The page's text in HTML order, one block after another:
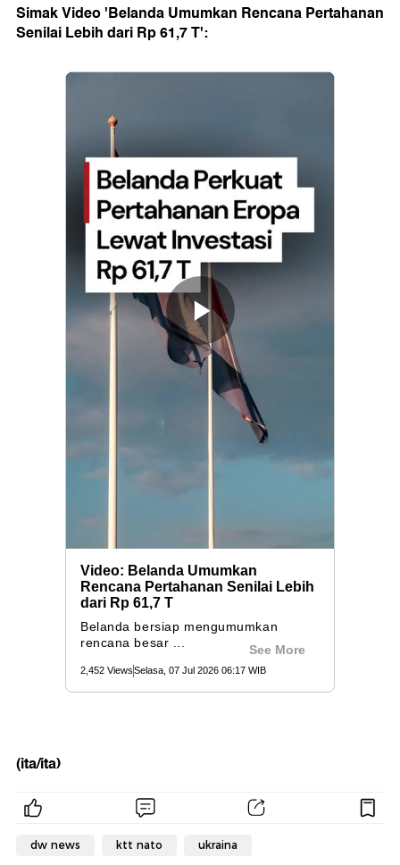
Simak Video 'Belanda Umumkan Rencana Pertahanan
Senilai Lebih dari Rp 61,7 T':
(ita/ita)
dw news ktt nato ukraina